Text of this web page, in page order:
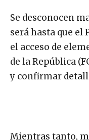
Se desconocen
será hasta que el
el acceso de
de la República
y confirmar
Mientras tanto,